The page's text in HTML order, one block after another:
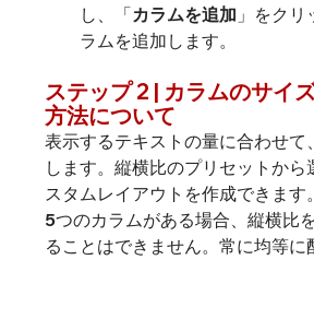
し、「カラムを追加 」をクリ
ラムを追加します。
ステップ 2 | カラムのサイ
方法について
表示するテキストの量に合わせて
します。縦横比のプリセットから
スタムレイアウトを作成できます。
5つのカラムがある場合、縦横比
ることはできません。常に均等に